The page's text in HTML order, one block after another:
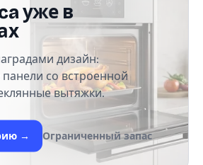
уже в
дизайн:
со встроенной
вытяжки.
→ Ограниченный запас